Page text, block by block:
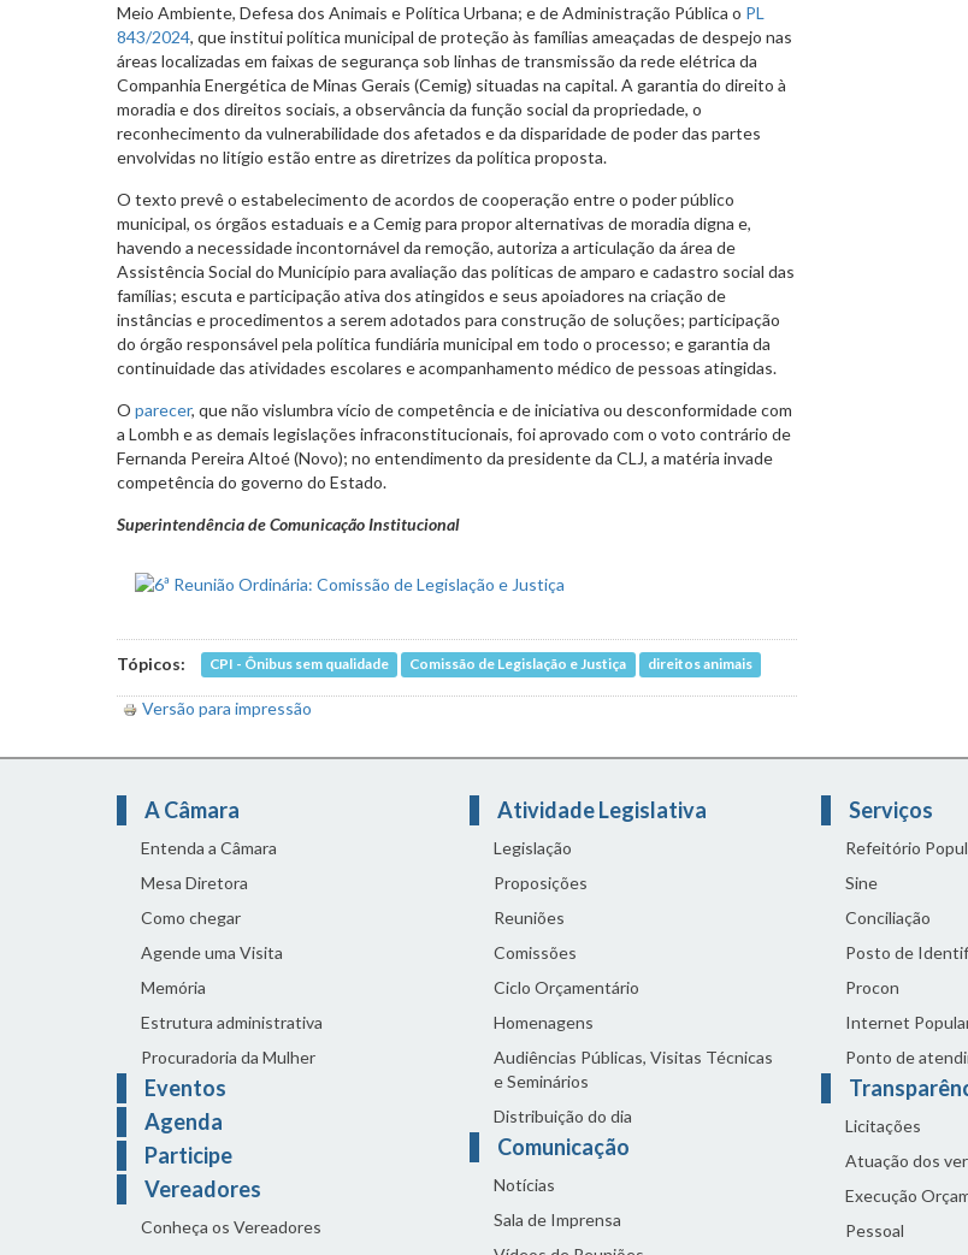
Meio Ambiente, Defesa dos Animais e Política Urbana; e de Administração Pública o PL
843/2024, que institui política municipal de proteção às famílias ameaçadas de despejo nas
áreas localizadas em faixas de segurança sob linhas de transmissão da rede elétrica da
Companhia Energética de Minas Gerais (Cemig) situadas na capital. A garantia do direito à
moradia e dos direitos sociais, a observância da função social da propriedade, o
reconhecimento da vulnerabilidade dos afetados e da disparidade de poder das partes
envolvidas no litígio estão entre as diretrizes da política proposta.
O texto prevê o estabelecimento de acordos de cooperação entre o poder público
municipal, os órgãos estaduais e a Cemig para propor alternativas de moradia digna e,
havendo a necessidade incontornável da remoção, autoriza a articulação da área de
Assistência Social do Município para avaliação das políticas de amparo e cadastro social das
famílias; escuta e participação ativa dos atingidos e seus apoiadores na criação de
instâncias e procedimentos a serem adotados para construção de soluções; participação
do órgão responsável pela política fundiária municipal em todo o processo; e garantia da
continuidade das atividades escolares e acompanhamento médico de pessoas atingidas.
O parecer, que não vislumbra vício de competência e de iniciativa ou desconformidade com
a Lombh e as demais legislações infraconstitucionais, foi aprovado com o voto contrário de
Fernanda Pereira Altoé (Novo); no entendimento da presidente da CLJ, a matéria invade
competência do governo do Estado.
Superintendência de Comunicação Institucional
Tópicos: CPI - Ônibus sem qualidade Comissão de Legislação e Justiça direitos animais
Versão para impressão
A Câmara
Entenda a Câmara
Mesa Diretora
Como chegar
Agende uma Visita
Memória
Estrutura administrativa
Procuradoria da Mulher
Eventos
Agenda
Participe
Vereadores
Conheça os Vereadores
Atividade Legislativa
Legislação
Proposições
Reuniões
Comissões
Ciclo Orçamentário
Homenagens
Audiências Públicas, Visitas Técnicas
e Seminários
Distribuição do dia
Comunicação
Notícias
Sala de Imprensa
Serviços
Refeitório
Sine
Conciliação
Posto de
Procon
Internet
Ponto de
Licitações
Atuação dos
Execução
Pessoal